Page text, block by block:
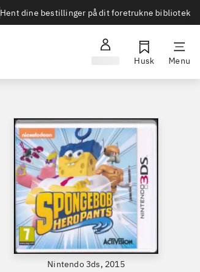
Hent dine bestillinger på dit foretrukne bibliotek
Husk Menu
Nintendo 3ds, 2015